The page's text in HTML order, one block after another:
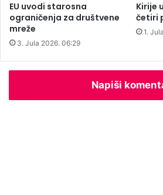
EU uvodi starosna
ograničenja za društvene
mreže
3. Jula 2026. 06:29
Kirije
četiri
1.
Napiši